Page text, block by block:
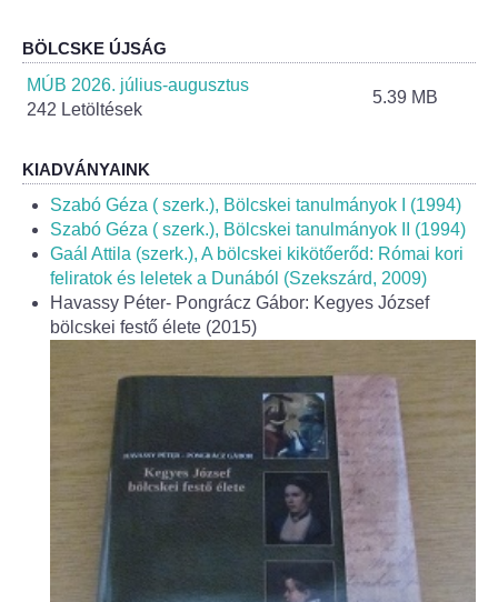
Helyi Esélyegyenlőség Program
Alapítványok
Helyi Építési Szabályzat
INTÉZMÉNYEK
Bölcskei Mesevár Óvoda és Bölcsőde
Óvodakert
Egészségügy
Háziorvos
Fogorvos
BÖLCSKE ÚJSÁG
MÚB 2026. július-augusztus
242 Letöltések
5.39 MB
KIADVÁNYAINK
Szabó Géza ( szerk.), Bölcskei tanulmányok I (1994)
Szabó Géza ( szerk.), Bölcskei tanulmányok II (1994)
Gaál Attila (szerk.), A bölcskei kikötőerőd: Római kori
feliratok és leletek a Dunából (Szekszárd, 2009)
Havassy Péter- Pongrácz Gábor: Kegyes József
bölcskei festő élete (2015)